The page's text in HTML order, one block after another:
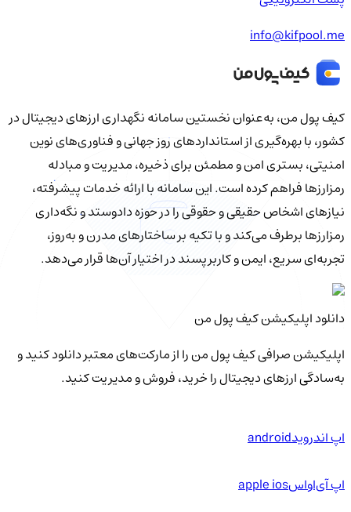
info@kifpool.me
کیف‌ پول من، به‌عنوان نخستین سامانه نگهداری ارزهای دیجیتال در
کشور، با بهره‌گیری از استانداردهای روز جهانی و فناوری‌های نوین
امنیتی، بستری امن و مطمئن برای ذخیره، مدیریت و مبادله
رمزارزها فراهم کرده است. این سامانه با ارائه خدمات پیشرفته،
نیازهای اشخاص حقیقی و حقوقی را در حوزه دادوستد و نگه‌داری
رمزارزها برطرف می‌کند و با تکیه بر ساختارهای مدرن و به‌روز،
تجربه‌ای سریع، ایمن و کاربرپسند در اختیار آن‌ها قرار می‌دهد.
دانلود اپلیکیشن کیف‌ پول من
اپلیکیشن صرافی کیف پول من را از مارکت‌های معتبر دانلود کنید و
به‌سادگی ارزهای دیجیتال را خرید، فروش و مدیریت کنید.
اپ اندرویدandroid
اپ آی‌او‌اسapple ios